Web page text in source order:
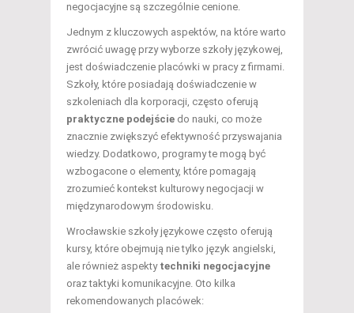
negocjacyjne są szczególnie cenione.
Jednym z kluczowych aspektów, na które warto
zwrócić uwagę przy wyborze szkoły językowej,
jest doświadczenie placówki w pracy z firmami.
Szkoły, które posiadają doświadczenie w
szkoleniach dla korporacji, często oferują
praktyczne podejście do nauki, co może
znacznie zwiększyć efektywność przyswajania
wiedzy. Dodatkowo, programy te mogą być
wzbogacone o elementy, które pomagają
zrozumieć kontekst kulturowy negocjacji w
międzynarodowym środowisku.
Wrocławskie szkoły językowe często oferują
kursy, które obejmują nie tylko język angielski,
ale również aspekty techniki negocjacyjne
oraz taktyki komunikacyjne. Oto kilka
rekomendowanych placówek: